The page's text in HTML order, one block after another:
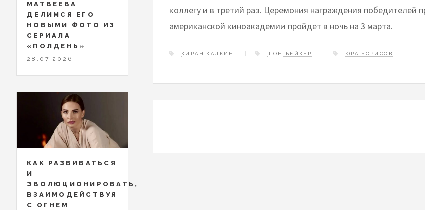
коллегу и в третий раз. Церемония награждения победителей
американской киноакадемии пройдет в ночь на 3 марта.
КИРАН КАЛКИН ШОН БЕЙКЕР ЮРА БОРИСОВ
МАТВЕЕВА
ДЕЛИМСЯ ЕГО
НОВЫМИ ФОТО ИЗ
СЕРИАЛА
«ПОЛДЕНЬ»
28.07.2026
КАК РАЗВИВАТЬСЯ
И
ЭВОЛЮЦИОНИРОВАТЬ,
ВЗАИМОДЕЙСТВУЯ
С ОГНЕМ